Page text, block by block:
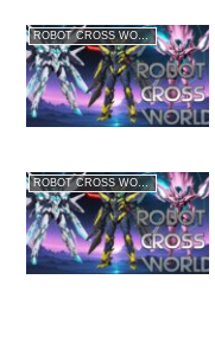
ROBOT CROSS WORLD
ROBOT CROSS WORLD